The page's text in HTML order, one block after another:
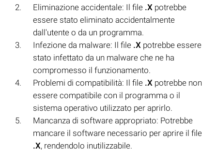
Eliminazione accidentale: Il file .X potrebbe
essere stato eliminato accidentalmente
dall'utente o da un programma.
Infezione da malware: Il file .X potrebbe essere
stato infettato da un malware che ne ha
compromesso il funzionamento.
Problemi di compatibilità: Il file .X potrebbe non
essere compatibile con il programma o il
sistema operativo utilizzato per aprirlo.
Mancanza di software appropriato: Potrebbe
mancare il software necessario per aprire il file
.X, rendendolo inutilizzabile.